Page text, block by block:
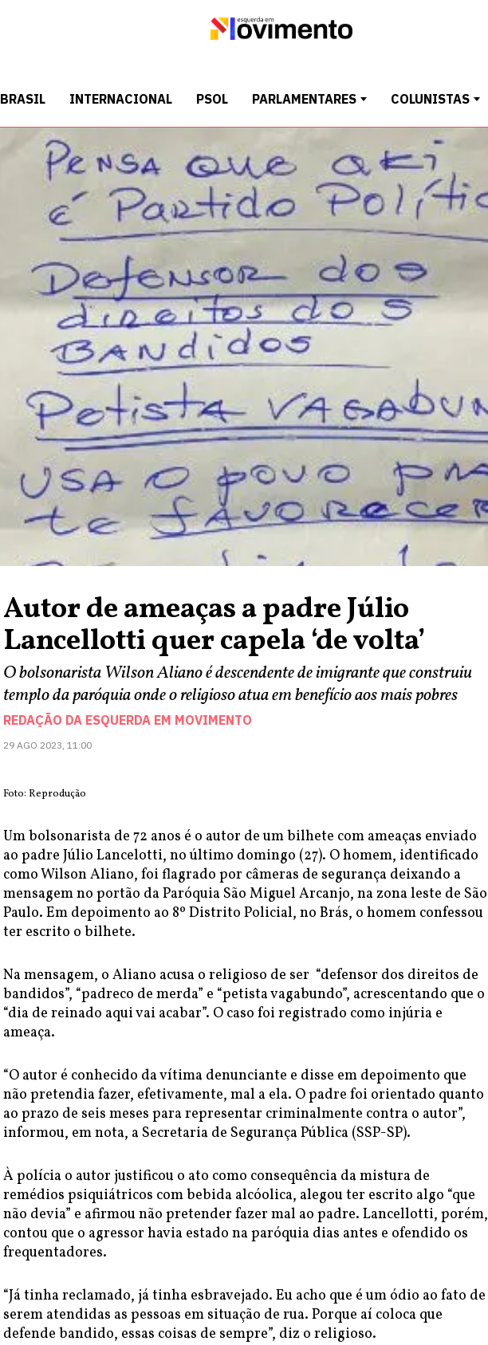
BRASIL INTERNACIONAL PSOL PARLAMENTARES COLUNISTAS
Autor de ameaças a padre Júlio
Lancellotti quer capela ‘de volta’
O bolsonarista Wilson Aliano é descendente de imigrante que construiu
templo da paróquia onde o religioso atua em benefício aos mais pobres
REDAÇÃO DA ESQUERDA EM MOVIMENTO
29 AGO 2023, 11:00
Foto: Reprodução
Um bolsonarista de 72 anos é o autor de um bilhete com ameaças enviado
ao padre Júlio Lancelotti, no último domingo (27). O homem, identificado
como Wilson Aliano, foi flagrado por câmeras de segurança deixando a
mensagem no portão da Paróquia São Miguel Arcanjo, na zona leste de São
Paulo. Em depoimento ao 8º Distrito Policial, no Brás, o homem confessou
ter escrito o bilhete.
Na mensagem, o Aliano acusa o religioso de ser “defensor dos direitos de
bandidos”, “padreco de merda” e “petista vagabundo”, acrescentando que o
“dia de reinado aqui vai acabar”. O caso foi registrado como injúria e
ameaça.
“O autor é conhecido da vítima denunciante e disse em depoimento que
não pretendia fazer, efetivamente, mal a ela. O padre foi orientado quanto
ao prazo de seis meses para representar criminalmente contra o autor”,
informou, em nota, a Secretaria de Segurança Pública (SSP-SP).
À polícia o autor justificou o ato como consequência da mistura de
remédios psiquiátricos com bebida alcóolica, alegou ter escrito algo “que
não devia” e afirmou não pretender fazer mal ao padre. Lancellotti, porém,
contou que o agressor havia estado na paróquia dias antes e ofendido os
frequentadores.
“Já tinha reclamado, já tinha esbravejado. Eu acho que é um ódio ao fato de
serem atendidas as pessoas em situação de rua. Porque aí coloca que
defende bandido, essas coisas de sempre”, diz o religioso.